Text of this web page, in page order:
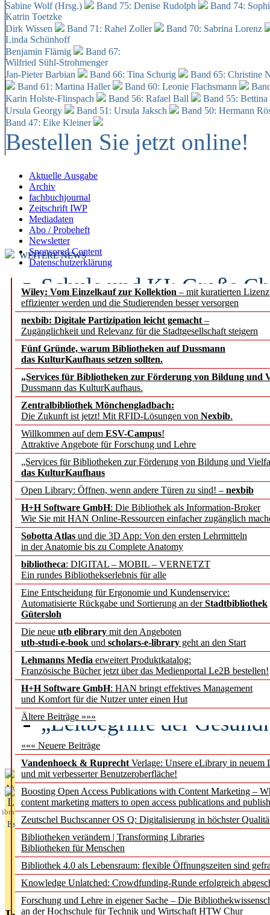
Sabine Wolf (Hrsg.)
Band 75: Denise Rudolph
Band 74:
Katrin Toetzke
Dirk Wissen
Band 71: Rahel Zoller
Band 70: Sabrina Lorenz
Linda Schünhoff
Benjamin Flämig
Band 67:
Wilfried Sühl-Strohmenger
Jan-Pieter Barbian
Band 66: Tina Schurig
Band 65: Christine
Band 61: Martina Haller
Band 60: Leonie Flachsmann
Karin Holste-Flinspach
Band 56: Rafael Ball
Band 55:
Ursula Georgy
Band 51: Ursula Jaksch Band 50: Hermann
Band 47: Eike Kleiner
Bestellen Sie jetzt online!
Aktuelle Ausgabe
Archiv
fachbuchjournal
Zeitschrift IWP
Mediadaten
Abo / Probeheft
Newsletter
Sponsored Content
Datenschutzerklärung
Wiley: Vom Einzelkauf zur Kollektion – mit kuratierten
effizienter werden und die Studierenden besser versorgen
nexbib: Digitale Partizipation leicht gemacht –
Zugänglichkeit und Relevanz für die Stadtgesellschaft steigern
Fünf Gründe, warum Bibliotheken auf Dussmann
das KulturKaufhaus setzen sollten.
„Services für Bibliotheken zur Förderung von Bildung und
Dussmann das KulturKaufhaus.
Zentralbibliothek Mönchengladbach:
Die Zukunft ist jetzt! Mit RFID-Lösungen von Nexbib.
Willkommen auf dem ESV-Campus!
Attraktive Angebote für Forschung und Lehre
„Services für Bibliotheken zur Förderung von Bildung und
das KulturKaufhaus
Open Library: Öffnen, wenn andere Türen zu sind! – nexbib
H+H Software GmbH: Die Bibliothek als Information-Broker
Wie Sie mit HAN Online-Ressourcen einfacher zugänglich
Sobotta Atlas und die 3D App: Von den ersten Lehrmitteln
in der Anatomie bis zu Complete Anatomy
bibliotheca: DIGITAL – MOBIL – VERNETZT
Ein rundes Bibliothekserlebnis für alle
Eine Entscheidung für Ergonomie und Kundenservice:
Automatisierte Rückgabe und Sortierung an derStadtbibliothek
Gütersloh
Die neue utb elibrary mit den Angeboten
utb-studi-e-book und scholars-e-library geht an den Start
Lehmanns Media erweitert Produktkatalog:
Französische Bücher jetzt über das Medienportal Le2B bestellen!
H+H Software GmbH: HAN bringt effektives Management
und Komfort für die Nutzer unter einen Hut
Ältere Beiträge »»»
««« Neuere Beiträge
Vandenhoeck & Ruprecht Verlage: Unsere eLibrary in neuem
und mit verbesserter Benutzeroberfläche!
Boosting Open Access Publications with Content Marketing –
content marketing matters to open access publications and
Zeutschel Buchscanner OS Q: Digitalisierung in höchster
Bibliotheken verändern | Transforming Libraries
Bibliotheken für Menschen
Bibliothek 4.0 als Lebensraum: flexible Öffnungszeiten sind
Knowledge Unlatched: Crowdfunding-Runde erfolgreich
Forschung und Lehre in eigener Sache – Die
an der Hochschule für Technik und Wirtschaft HTW Chur
WEITERE NEWS
Schule und KI: Große
Voraussetzungen
Erfolgreiches erstes
Segment Research –
angepasst
konstruktiv!
Mohr Siebeck
und die Zeitschrift für
Francke Attempto
EBSCO Information
Recherchefunktionen in
Sorbisches Institut neu
Geschichte und
Künstliche Intelligenz
besser zu verstehen
„Leitbegriffe der
des BIÖG erscheinen
Aktuelles aus
L
ibrary
Essentials